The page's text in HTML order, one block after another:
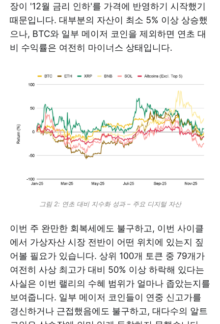
장이 '12월 금리 인하'를 가격에 반영하기 시작했기
때문입니다. 대부분의 자산이 최소 5% 이상 상승했
으나, BTC와 일부 메이저 코인을 제외하면 연초 대
비 수익률은 여전히 마이너스 상태입니다.
그림 2: 연초 대비 지수화 성과 – 주요 디지털 자산
이번 주 완만한 회복세에도 불구하고, 이번 사이클
에서 가상자산 시장 전반이 어떤 위치에 있는지 짚
어볼 필요가 있습니다. 상위 100개 토큰 중 79개가
여전히 사상 최고가 대비 50% 이상 하락해 있다는
사실은 이번 랠리의 수혜 범위가 얼마나 좁았는지를
보여줍니다. 일부 메이저 코인들이 연중 신고가를
경신하거나 근접했음에도 불구하고, 대다수의 알트